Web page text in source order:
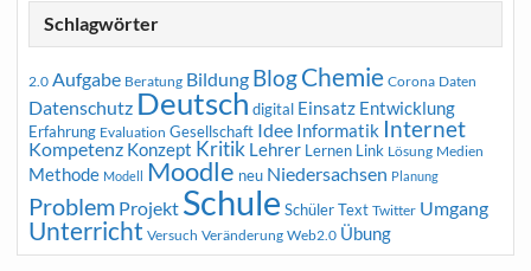
Schlagwörter
2.0 Aufgabe Beratung Bildung BlogChemie Corona Daten
Datenschutz Deutsch digital Einsatz Entwicklung
Erfahrung Evaluation Gesellschaft Idee Informatik Internet
Kompetenz Konzept Kritik Lehrer Lernen Link Lösung Medien
Methode Modell Moodle neu Niedersachsen Planung
Problem Projekt Schule Schüler Text Twitter Umgang
Unterricht Versuch Veränderung Web2.0 Übung